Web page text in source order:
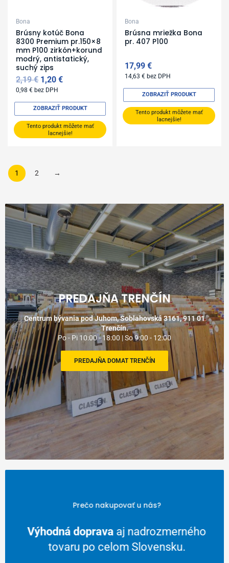
Bona
Brúsny kotúč Bona
8300 Premium pr.150×8
mm P100 zirkón+korund
modrý, antistatický,
suchý zips
2,19€ 1,20€
0,98€ bez DPH
Tento produkt môžete mať
lacnejšie!
ZOBRAZIŤ PRODUKT
Bona
Brúsna mriežka Bona
pr. 407 P100
17,99€
14,63€ bez DPH
Tento produkt môžete mať
lacnejšie!
ZOBRAZIŤ PRODUKT
1 2 →
PREDAJŇA TRENČÍN
Centrum bývania pod Juhom, Soblahovská 3161, 911 01
Trenčín.
Po - Pi 10:00 - 18:00 | So 9:00 - 12:00
PREDAJŇA DOMAT TRENČÍN
Prečo nakupovať u nás?
Výhodná dopravaaj nadrozmerného
tovaru po celom Slovensku.